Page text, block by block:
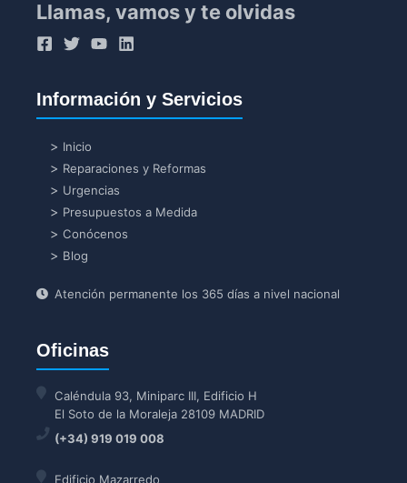
Llamas, vamos y te olvidas
Información y Servicios
Inicio
Reparaciones y Reformas
Urgencias
Presupuestos a Medida
Conócenos
Blog
Atención permanente los 365 días a nivel nacional
Oficinas
Caléndula 93, Miniparc III, Edificio H
El Soto de la Moraleja 28109 MADRID
(+34) 919 019 008
Edificio Mazarredo